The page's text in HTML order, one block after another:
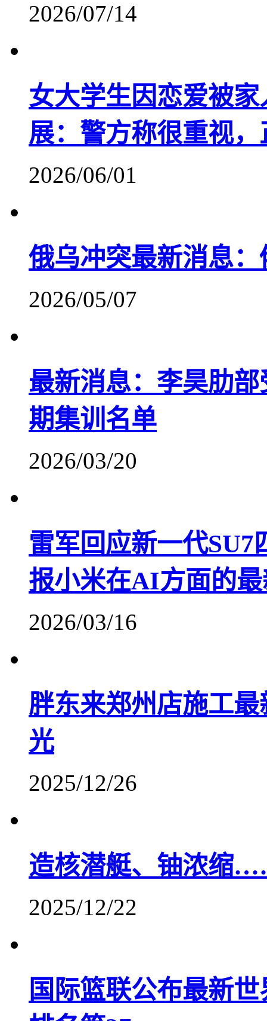
2026/07/14
女大学生因恋爱被
展：警方称很重视
2026/06/01
俄乌冲突最新消息
2026/05/07
最新消息：李昊肋
期集训名单
2026/03/20
雷军回应新一代
报小米在AI方面的
2026/03/16
胖东来郑州店施工
光
2025/12/26
造核潜艇、铀浓缩
2025/12/22
国际篮联公布最新